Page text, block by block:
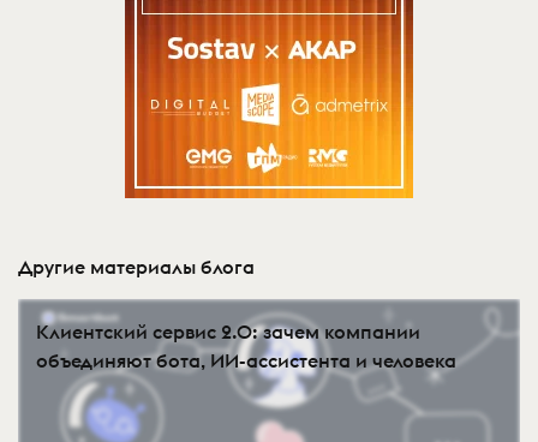
Другие материалы блога
Клиентский сервис 2.0: зачем компании
объединяют бота, ИИ-ассистента и человека